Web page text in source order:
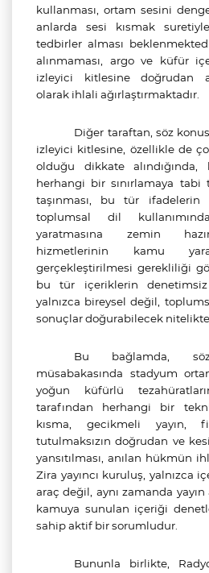
kullanması, ortam sesini
anlarda sesi kısmak
tedbirler alması
alınmaması, argo ve küfür
izleyici kitlesine doğrudan
olarak ihlali ağırlaştırmaktadır.
Diğer taraftan, söz
izleyici kitlesine, özellikle de
olduğu dikkate
herhangi bir sınırlamaya tabi
taşınması, bu tür ifadelerin
toplumsal dil
yaratmasına zemin
hizmetlerinin kamu
gerçekleştirilmesi gerekliliği
bu tür içeriklerin denetimsiz
yalnızca bireysel değil,
sonuçlar doğurabilecek
Bu bağlamda,
müsabakasında stadyum
yoğun küfürlü
tarafından herhangi bir
kısma, gecikmeli yayın,
tutulmaksızın doğrudan ve
yansıtılması, anılan hükmün
Zira yayıncı kuruluş, yalnızca
araç değil, aynı zamanda yayın
kamuya sunulan içeriği
sahip aktif bir sorumludur.
Bununla birlikte,